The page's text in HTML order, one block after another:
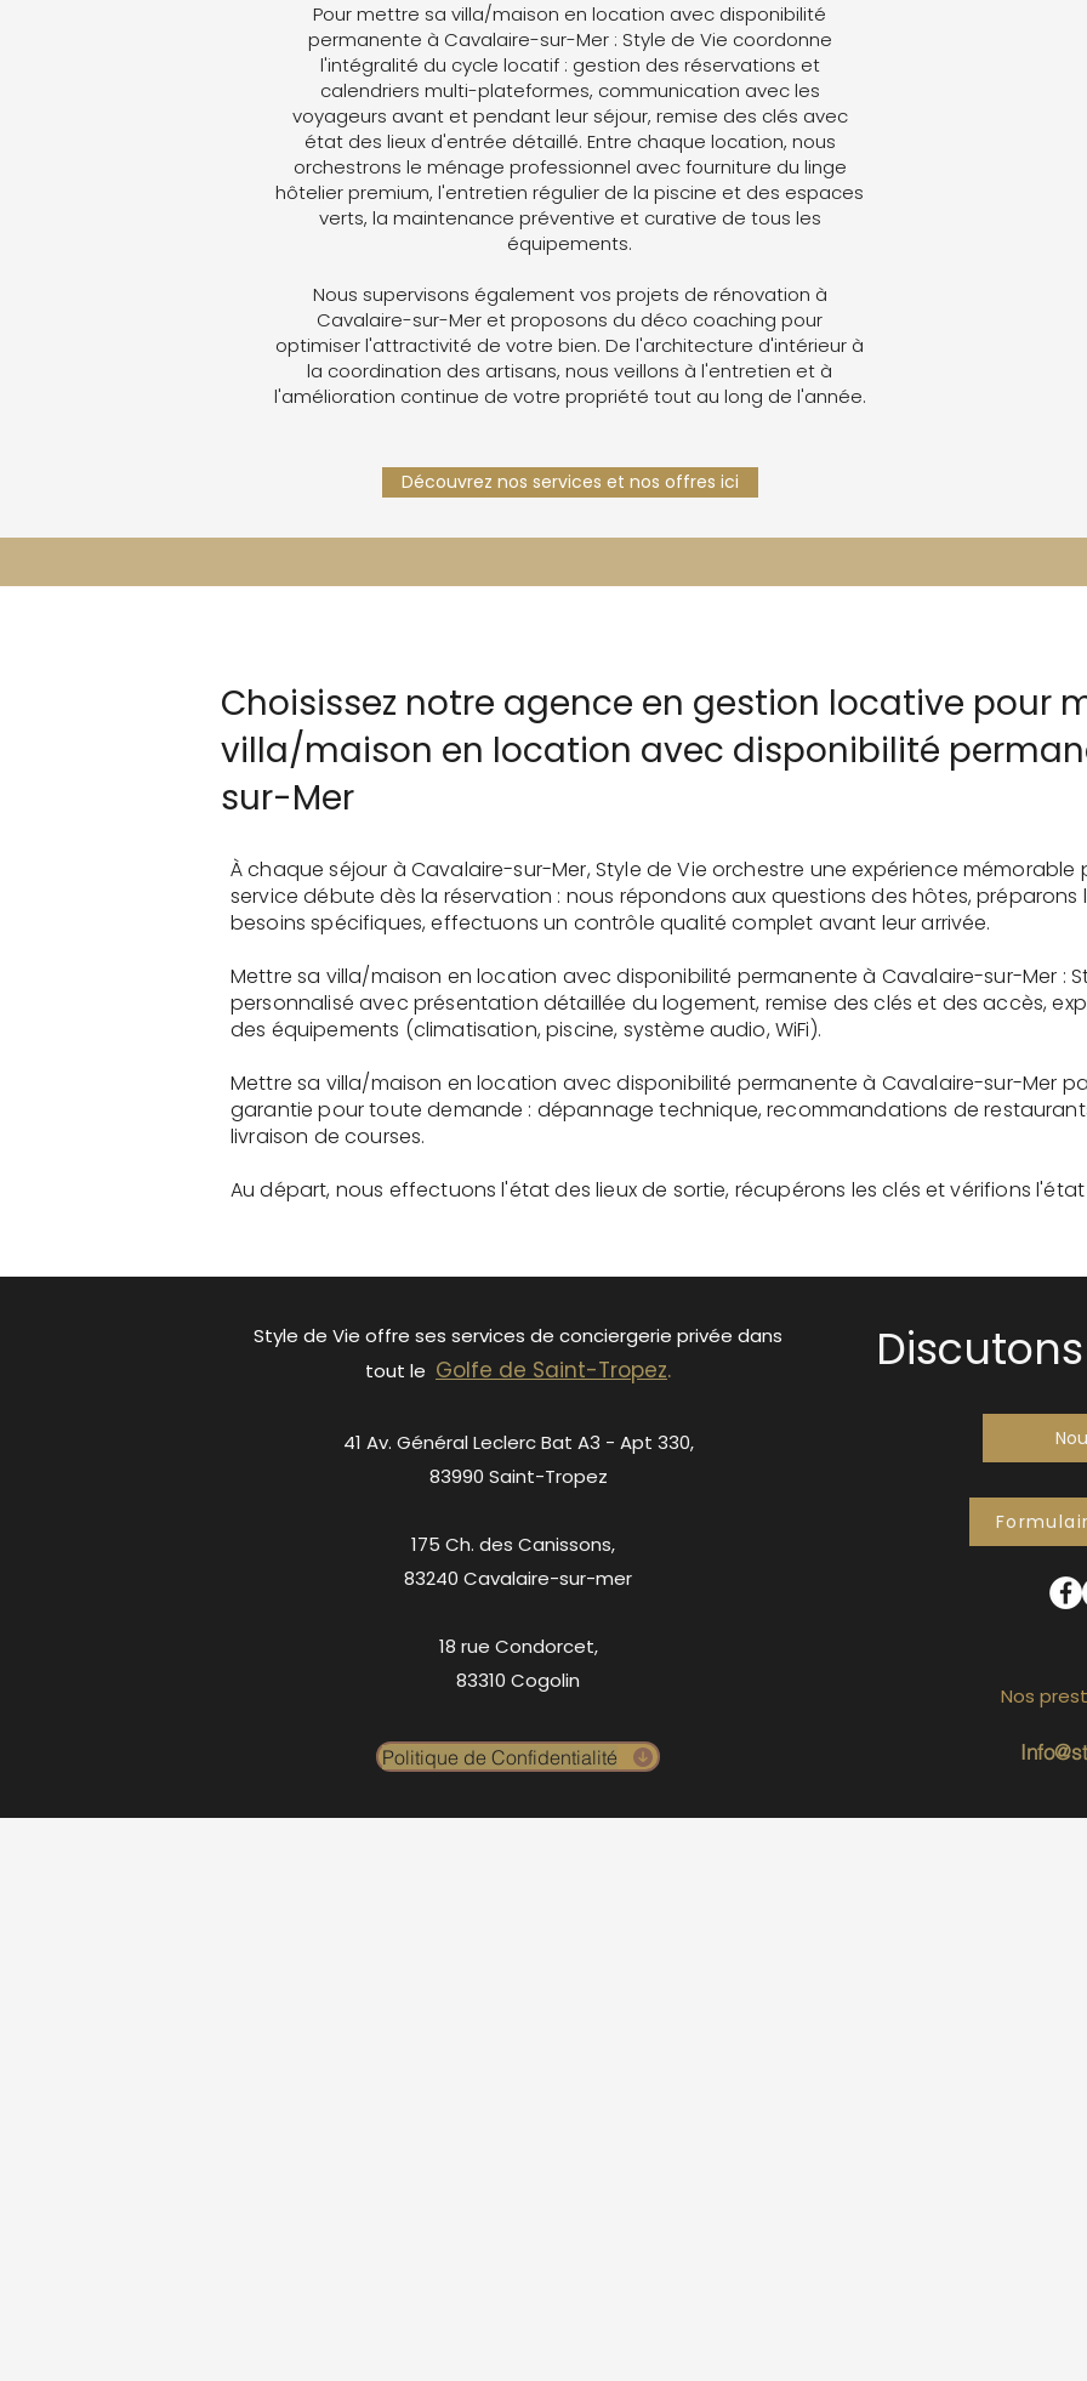
Pour mettre sa villa/maison en location avec disponibilité
permanente à Cavalaire-sur-Mer : Style de Vie coordonne
l'intégralité du cycle locatif : gestion des réservations et
calendriers multi-plateformes, communication avec les
voyageurs avant et pendant leur séjour, remise des clés avec
état des lieux d'entrée détaillé. Entre chaque location, nous
orchestrons le ménage professionnel avec fourniture du linge
hôtelier premium, l'entretien régulier de la piscine et des espaces
verts, la maintenance préventive et curative de tous les
équipements.
Nous supervisons également vos projets de rénovation à
Cavalaire-sur-Mer et proposons du déco coaching pour
optimiser l'attractivité de votre bien. De l'architecture d'intérieur à
la coordination des artisans, nous veillons à l'entretien et à
l'amélioration continue de votre propriété tout au long de l'année.
Découvrez nos services et nos offres ici
Choisissez notre agence en gestion locative pour
villa/maison en location avec disponibilité
sur-Mer
À chaque séjour à Cavalaire-sur-Mer, Style de Vie orchestre une expérience mémorable
service débute dès la réservation : nous répondons aux questions des hôtes, préparons
besoins spécifiques, effectuons un contrôle qualité complet avant leur arrivée.
Mettre sa villa/maison en location avec disponibilité permanente à Cavalaire-sur-Mer :
personnalisé avec présentation détaillée du logement, remise des clés et des accès,
des équipements (climatisation, piscine, système audio, WiFi).
Mettre sa villa/maison en location avec disponibilité permanente à Cavalaire-sur-Mer
garantie pour toute demande : dépannage technique, recommandations de
livraison de courses.
Au départ, nous effectuons l'état des lieux de sortie, récupérons les clés et vérifions
Style de Vie offre ses services de conciergerie privée dans
tout le Golfe de Saint-Tropez.
41 Av. Général Leclerc Bat A3 - Apt 330,
83990 Saint-Tropez
175 Ch. des Canissons,
83240 Cavalaire-sur-mer
18 rue Condorcet,
83310 Cogolin
Politique de Confidentialité
Nos